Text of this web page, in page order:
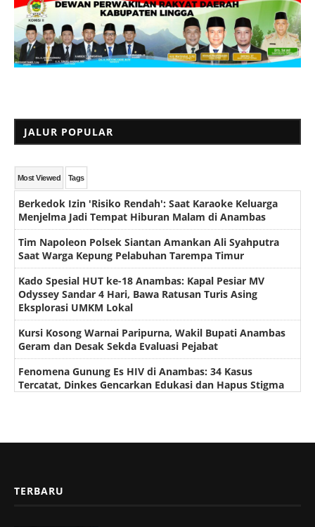
JALUR POPULAR
Most Viewed Tags
Berkedok Izin 'Risiko Rendah': Saat Karaoke Keluarga
Menjelma Jadi Tempat Hiburan Malam di Anambas
Tim Napoleon Polsek Siantan Amankan Ali Syahputra
Saat Warga Kepung Pelabuhan Tarempa Timur
Kado Spesial HUT ke-18 Anambas: Kapal Pesiar MV
Odyssey Sandar 4 Hari, Bawa Ratusan Turis Asing
Eksplorasi UMKM Lokal
Kursi Kosong Warnai Paripurna, Wakil Bupati Anambas
Geram dan Desak Sekda Evaluasi Pejabat
Fenomena Gunung Es HIV di Anambas: 34 Kasus
Tercatat, Dinkes Gencarkan Edukasi dan Hapus Stigma
TERBARU